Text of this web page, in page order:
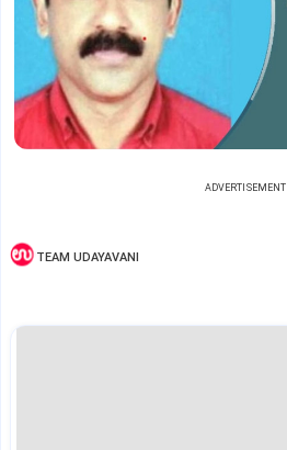
ADVERTISEMENT
TEAM UDAYAVANI